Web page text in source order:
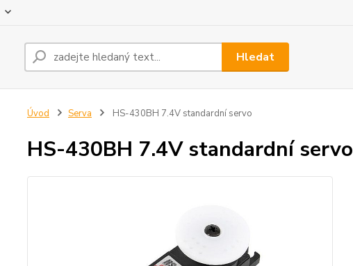
Hledat
Úvod Serva HS-430BH 7.4V standardní servo
HS-430BH 7.4V standardní servo